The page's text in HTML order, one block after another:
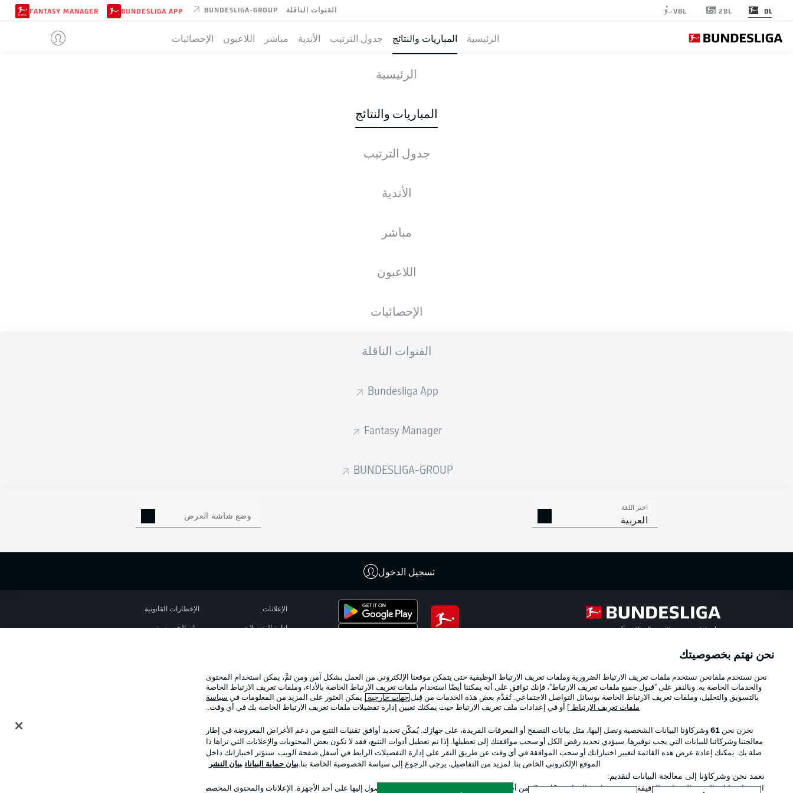
BL
2BL
VBL القنوات الناقلة BUNDESLIGA-GROUP
BUNDESLIGA APP
FANTASY MANAGER
الرئيسية المباريات والنتائج جدول الترتيب الأندية مباشر اللاعبون الإحصائيات
الرئيسية
المباريات والنتائج
جدول الترتيب
الأندية
مباشر
اللاعبون
الإحصائيات
القنوات الناقلة
Bundesliga App
Fantasy Manager
BUNDESLIGA-GROUP
اختر اللغة
العربية وضع شاشة العرض
تسجيل الدخول
التشكيلات
لم يُحدد موعد هذه الجولة بعد.
إعلان
Football as it's meant to be
Official Partners
الإعلانات الإخطارات القانونية
إدارة التفضيلات بيان الخصوصية
تواصل معنا
اختر اللغة
نحن نهتم بخصوصيتك
نحن نستخدم ملفانحن نستخدم ملفات تعريف الارتباط الضرورية وملفات تعريف الارتباط الوظيفية حتى يتمكن موقعنا الإلكتروني من العمل بشكل آمن ومن ثمَّ، يمكن استخدام المحتوى
والخدمات الخاصة به. وبالنقر على "قبول جميع ملفات تعريف الارتباط"، فإنك توافق على أنه يمكننا أيضًا استخدام ملفات تعريف الارتباط الخاصة بالأداء، وملفات تعريف الارتباط الخاصة
بالتسويق والتحليل، وملفات تعريف الارتباط الخاصة بوسائل التواصل الاجتماعي. تُقدَّم بعض هذه الخدمات من قِبل جهات خارجية . يمكن العثور على المزيد من المعلومات في سياسة
ملفات تعريف الارتباط
] أو في إعدادات ملف تعريف الارتباط حيث يمكنك تعيين إدارة تفضيلات ملفات تعريف الارتباط الخاصة بك في أي وقت..
نخزن نحن 61وشركاؤنا البيانات الشخصية ونصل إليها، مثل بيانات التصفح أو المعرفات الفريدة، على جهازك. يُمكّن تحديد أوافق تقنيات التتبع من دعم الأغراض المعروضة في إطار
معالجتنا وشركائنا للبيانات التي يجب توفيرها. سيؤدي تحديد رفض الكل أو سحب موافقتك إلى تعطيلها. إذا تم تعطيل أدوات التتبع، فقد لا تكون بعض المحتويات والإعلانات التي تراها ذا
صلة بك. يمكنك إعادة عرض هذه القائمة لتغيير اختياراتك أو سحب الموافقة في أي وقت عن طريق النقر على إدارة التفضيلات الرابط في أسفل صفحة الويب. ستؤثر اختياراتك داخل
الموقع الإلكتروني الخاص بنا. لمزيد من التفاصيل، يرجى الرجوع إلى سياسة الخصوصية الخاصة بنا.بيان حماية البيانات بيان النشر
نعمد نحن وشركاؤنا إلى معالجة البيانات لتقديم:
استخدام بيانات الموقع الجغرافي الدقيقة. فحص خصائص الجهاز بشكل فعال من أجل تحديد الهوية. تخزين المعلومات و/أو الوصول إليها على أحد الأجهزة. الإعلانات والمحتوى المخصصان